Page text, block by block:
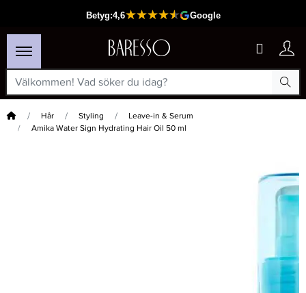
Hem Hår Styling
Leave-in & Serum
Amika Water Sign Hydrating Hair Oil 50 ml